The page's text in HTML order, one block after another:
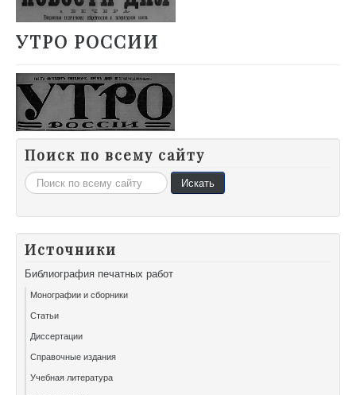
УТРО РОССИИ
Поиск по всему сайту
Искать... Искать
Источники
Библиография печатных работ
Монографии и сборники
Статьи
Диссертации
Справочные издания
Учебная литература